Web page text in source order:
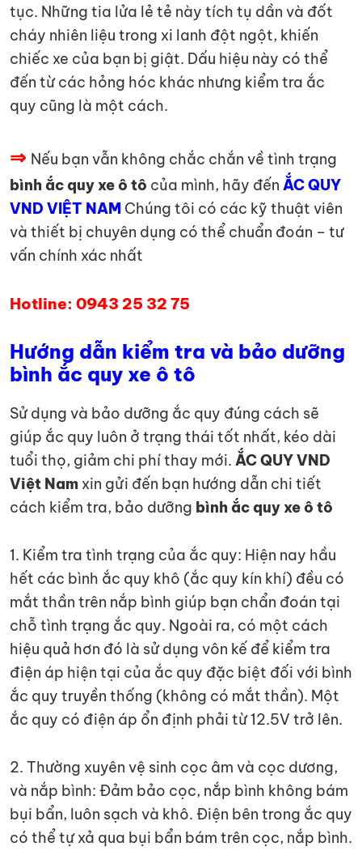
tục. Những tia lửa lẻ tẻ này tích tụ dần và đốt
cháy nhiên liệu trong xi lanh đột ngột, khiến
chiếc xe của bạn bị giật. Dấu hiệu này có thể
đến từ các hỏng hóc khác nhưng kiểm tra ắc
quy cũng là một cách.
⇒ Nếu bạn vẫn không chắc chắn về tình trạng
bình ắc quy xe ô tô của mình, hãy đến ẮC QUY
VND VIỆT NAM Chúng tôi có các kỹ thuật viên
và thiết bị chuyên dụng có thể chuẩn đoán – tư
vấn chính xác nhất
Hotline: 0943 25 32 75
Hướng dẫn kiểm tra và bảo dưỡng
bình ắc quy xe ô tô
Sử dụng và bảo dưỡng ắc quy đúng cách sẽ
giúp ắc quy luôn ở trạng thái tốt nhất, kéo dài
tuổi thọ, giảm chi phí thay mới. ẮC QUY VND
Việt Nam xin gửi đến bạn hướng dẫn chi tiết
cách kiểm tra, bảo dưỡng bình ắc quy xe ô tô
1. Kiểm tra tình trạng của ắc quy: Hiện nay hầu
hết các bình ắc quy khô (ắc quy kín khí) đều có
mắt thần trên nắp bình giúp bạn chẩn đoán tại
chỗ tình trạng ắc quy. Ngoài ra, có một cách
hiệu quả hơn đó là sử dụng vôn kế để kiểm tra
điện áp hiện tại của ắc quy đặc biệt đối với bình
ắc quy truyền thống (không có mắt thần). Một
ắc quy có điện áp ổn định phải từ 12.5V trở lên.
2. Thường xuyên vệ sinh cọc âm và cọc dương,
và nắp bình: Đảm bảo cọc, nắp bình không bám
bụi bẩn, luôn sạch và khô. Điện bên trong ắc quy
có thể tự xả qua bụi bẩn bám trên cọc, nắp bình.